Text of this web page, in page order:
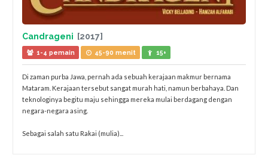
Candrageni [2017]
1-4 pemain 45-90 menit 15+
Di zaman purba Jawa, pernah ada sebuah kerajaan makmur bernama
Mataram. Kerajaan tersebut sangat murah hati, namun berbahaya. Dan
teknologinya begitu maju sehingga mereka mulai berdagang dengan
negara-negara asing.
Sebagai salah satu Rakai (mulia)...